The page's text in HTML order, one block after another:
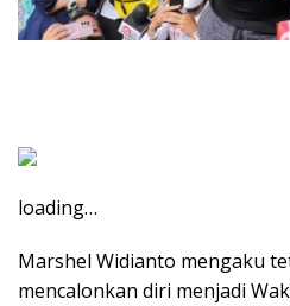
loading…
Marshel Widianto mengaku
mencalonkan diri menjadi